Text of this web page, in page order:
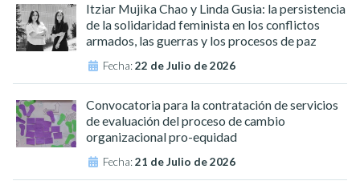
Itziar Mujika Chao y Linda Gusia: la persistencia
de la solidaridad feminista en los conflictos
armados, las guerras y los procesos de paz
Fecha:22 de Julio de 2026
Convocatoria para la contratación de servicios
de evaluación del proceso de cambio
organizacional pro-equidad
Fecha:21 de Julio de 2026